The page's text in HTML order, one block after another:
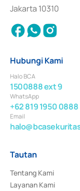
Jakarta 10310
Hubungi Kami
Halo BCA
1500888 ext 9
WhatsApp
+62 819 1950 0888
Email
Tautan
Tentang Kami
Layanan Kami